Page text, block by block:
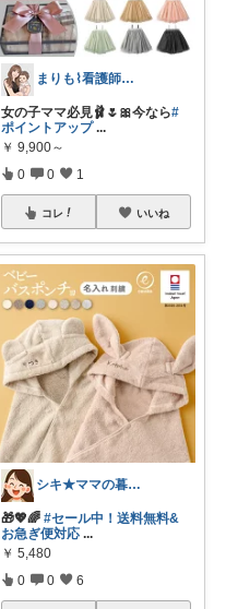
まりも⌇看護師ママのおすすめ記録 ✎
女の子ママ必見🩰🌷🎀今なら#
ポイントアップ ...
￥ 9,900～
0 0 1
コレ いいね
シキ★ママの暮らし、キッズ
🎁💖🌈 #セール中！送料無料&
お急ぎ便対応 ...
￥ 5,480
0 0 6